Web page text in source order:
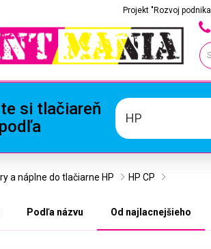
Projekt "Rozvoj
si tlačiareň
podľa
HP
a náplne do tlačiarne HP HP CP
Podľa názvu Od najlacnejšieho